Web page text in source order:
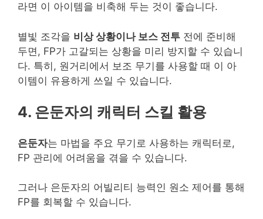
라면 이 아이템을 비축해 두는 것이 좋습니다.
별빛 조각을 비상 상황이나 보스 전투 전에 준비해
두면, FP가 고갈되는 상황을 미리 방지할 수 있습니
다. 특히, 원거리에서 보조 무기를 사용할 때 이 아
이템이 유용하게 쓰일 수 있습니다.
4. 은둔자의 캐릭터 스킬 활용
은둔자는 마법을 주요 무기로 사용하는 캐릭터로,
FP 관리에 어려움을 겪을 수 있습니다.
그러나 은둔자의 어빌리티 능력인 원소 제어를 통해
FP를 회복할 수 있습니다.